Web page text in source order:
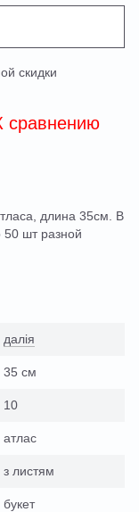
скидки
сравнению
длина 35см. В
50 шт разной
далія
35 см
10
атлас
з листям
букет